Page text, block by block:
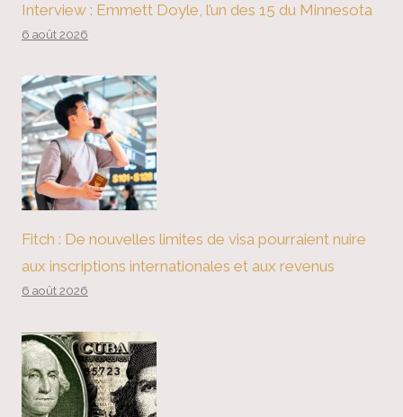
Interview : Emmett Doyle, l’un des 15 du Minnesota
6 août 2026
Fitch : De nouvelles limites de visa pourraient nuire
aux inscriptions internationales et aux revenus
6 août 2026